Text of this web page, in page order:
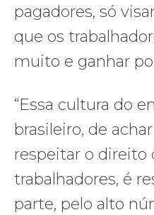
pagadores, só
que os
muito e ganhar
“Essa cultura do
brasileiro, de
respeitar o direito
trabalhadores, é
parte, pelo alto